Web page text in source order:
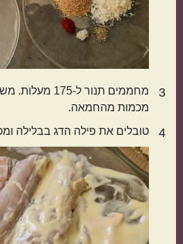
3
מחממים תנור ל-
מכמות מהחמאה.
4 טובלים את פילה הדג בבלילה
טורקי
קטגוריות
מנות קלות להכנה